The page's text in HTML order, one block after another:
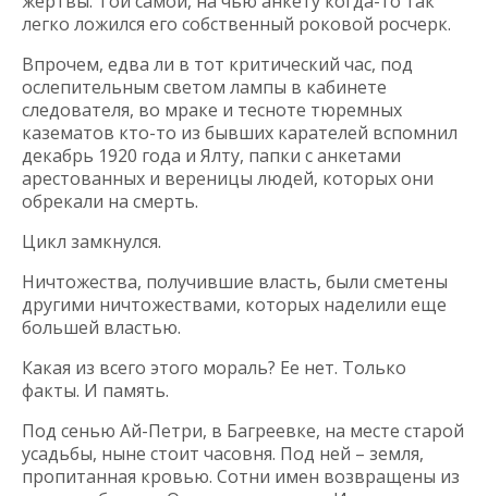
легко ложился его собственный роковой росчерк.
Впрочем, едва ли в тот критический час, под
ослепительным светом лампы в кабинете
следователя, во мраке и тесноте тюремных
казематов кто-то из бывших карателей вспомнил
декабрь 1920 года и Ялту, папки с анкетами
арестованных и вереницы людей, которых они
обрекали на смерть.
Цикл замкнулся.
Ничтожества, получившие власть, были сметены
другими ничтожествами, которых наделили еще
большей властью.
Какая из всего этого мораль? Ее нет. Только
факты. И память.
Под сенью Ай-Петри, в Багреевке, на месте старой
усадьбы, ныне стоит часовня. Под ней – земля,
пропитанная кровью. Сотни имен возвращены из